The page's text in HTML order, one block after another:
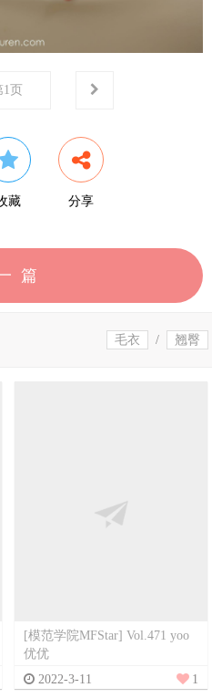
1页
藏 分享
篇
毛衣 / 翘臀
[模范学院MFStar] Vol.471 yoo
优优
2022-3-11
1